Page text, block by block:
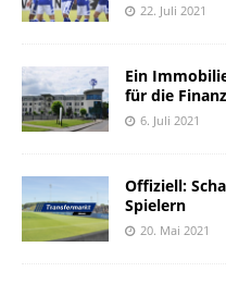
22. Juli 2021
Ein
für die
6. Juli 2021
Offiziell:
Spielern
20. Mai 2021